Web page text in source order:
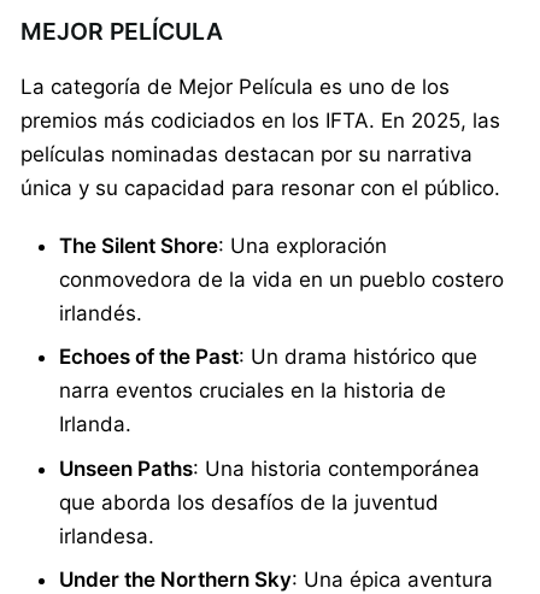
MEJOR PELÍCULA
La categoría de Mejor Película es uno de los
premios más codiciados en los IFTA. En 2025, las
películas nominadas destacan por su narrativa
única y su capacidad para resonar con el público.
The Silent Shore: Una exploración
conmovedora de la vida en un pueblo costero
irlandés.
Echoes of the Past: Un drama histórico que
narra eventos cruciales en la historia de
Irlanda.
Unseen Paths: Una historia contemporánea
que aborda los desafíos de la juventud
irlandesa.
Under the Northern Sky: Una épica aventura